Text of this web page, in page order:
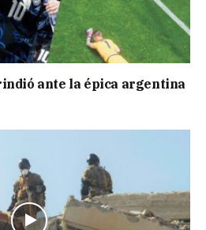
ante la épica argentina